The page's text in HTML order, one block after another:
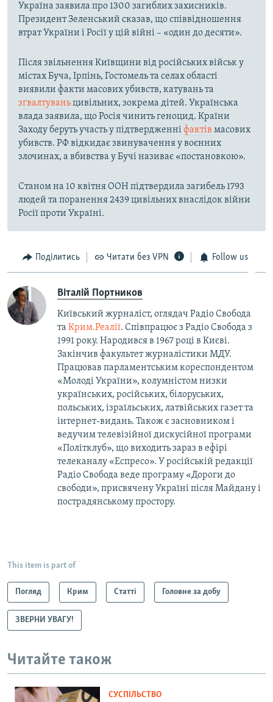
Україна заявила про 1300 загиблих захисників.
Президент Зеленський сказав, що співвідношення
втрат України і Росії у цій війні – «один до десяти».
Після звільнення Київщини від російських військ у
містах Буча, Ірпінь, Гостомель та селах області
виявили факти масових убивств, катувань та
зґвалтуваньцивільних, зокрема дітей. Українська
влада заявила, що Росія чинить геноцид. Країни
Заходу беруть участь у підтвердженні фактів масових
убивств. РФ відкидає звинувачення у воєнних
злочинах, а вбивства у Бучі називає «постановкою».
Станом на 10 квітня ООН підтвердила загибель 1793
людей та поранення 2439 цивільних внаслідок війни
Росії проти Україні.
Поділитись Читати без VPN Follow us
Віталій Портников
Київський журналіст, оглядач Радіо Свобода
та Крим.Реалії. Співпрацює з Радіо Свобода з
1991 року. Народився в 1967 році в Києві.
Закінчив факультет журналістики МДУ.
Працював парламентським кореспондентом
«Молоді України», колумністом низки
українських, російських, білоруських,
польських, ізраїльських, латвійських газет та
інтернет-видань. Також є засновником і
ведучим телевізійної дискусійної програми
«Політклуб», що виходить зараз в ефірі
телеканалу «Еспресо». У російській редакції
Радіо Свобода веде програму «Дороги до
свободи», присвячену Україні після Майдану і
пострадянському простору.
This item is part of
Погляд Крим Статті Головне за добу
ЗВЕРНИ УВАГУ!
Читайте також
СУСПІЛЬСТВО